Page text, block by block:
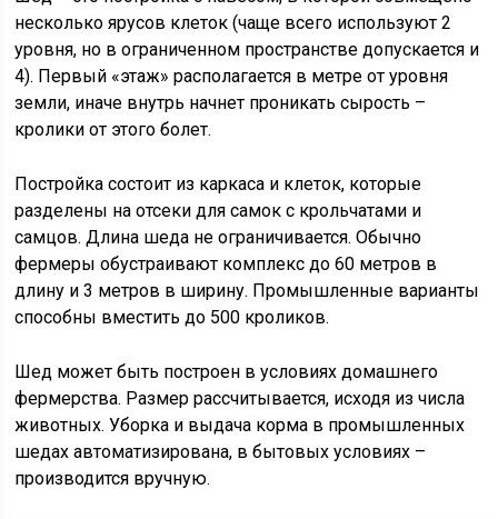
несколько ярусов клеток (чаще всего используют 2
уровня, но в ограниченном пространстве допускается и
4). Первый «этаж» располагается в метре от уровня
земли, иначе внутрь начнет проникать сырость –
кролики от этого болет.
Постройка состоит из каркаса и клеток, которые
разделены на отсеки для самок с крольчатами и
самцов. Длина шеда не ограничивается. Обычно
фермеры обустраивают комплекс до 60 метров в
длину и 3 метров в ширину. Промышленные варианты
способны вместить до 500 кроликов.
Шед может быть построен в условиях домашнего
фермерства. Размер рассчитывается, исходя из числа
животных. Уборка и выдача корма в промышленных
шедах автоматизирована, в бытовых условиях –
производится вручную.